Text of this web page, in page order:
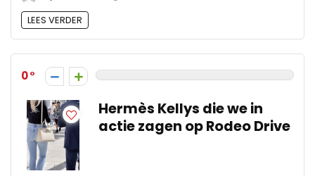
LEES VERDER
0
Hermès Kellys die we in
actie zagen op Rodeo Drive